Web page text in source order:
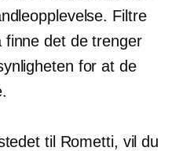
Filtre
finne det de trenger
for at de
til Rometti, vil du